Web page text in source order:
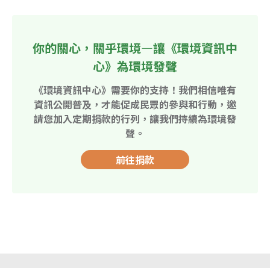
你的關心，關乎環境—讓《環境資訊中
心》為環境發聲
《環境資訊中心》需要你的支持！我們相信唯有
資訊公開普及，才能促成民眾的參與和行動，邀
請您加入定期捐款的行列，讓我們持續為環境發
聲。
前往捐款